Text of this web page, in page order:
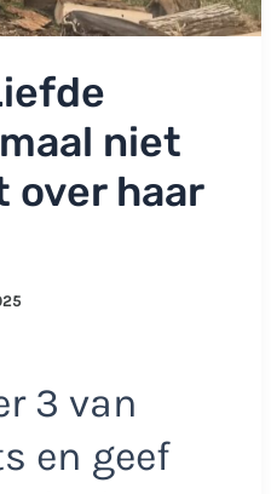
niet
over haar
3 van
en geef